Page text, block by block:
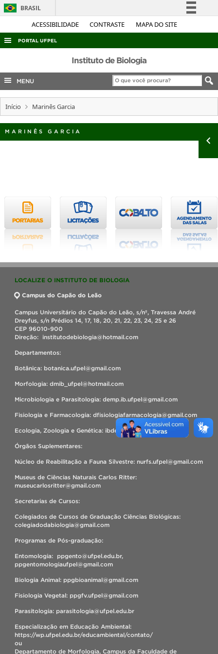
ACESSIBILIDADE CONTRASTE MAPA DO SITE
BRASIL
Simplifique!
Acesso à informação
Legislação
Canais
PORTAL UFPEL
ACESSO À INFORMAÇÃO
AUDITORIA
COBALTO
CONCURSOS
EDITAIS
INTERNACIONAL
Instituto de Biologia
MENU
Início Marinês Garcia
MARINÊS GARCIA
LOCALIZE O INSTITUTO DE BIOLOGIA
Campus do Capão do Leão
Campus Universitário do Capão do Leão, s/nº, Travessa André
Dreyfus, s/n Prédios 14, 17, 18, 20, 21, 22, 23, 24, 25 e 26
CEP 96010-900
Direção: institutodebiologia@hotmail.com
Departamentos:
Botânica: botanica.ufpel@gmail.com
Morfologia: dmib_ufpel@hotmail.com
Microbiologia e Parasitologia: demp.ib.ufpel@gmail.com
Fisiologia e Farmacologia: dfisiologiafarmacologia@gmail.com
Ecologia, Zoologia e Genética: ibdezg@hotmail.com
Órgãos Suplementares:
Núcleo de Reabilitação a Fauna Silvestre: nurfs.ufpel@gmail.com
Museus de Ciências Naturais Carlos Ritter:
museucarlosritter@gmail.com
Secretarias de Cursos:
Colegiados de Cursos de Graduação Ciências Biológicas:
colegiadodabiologia@gmail.com
Programas de Pós-graduação:
Entomologia: ppgento@ufpel.edu.br,
ppgentomologiaufpel@gmail.com
Biologia Animal: ppgbioanimal@gmail.com
Fisiologia Vegetal: ppgfv.ufpel@gmail.com
Parasitologia: parasitologia@ufpel.edu.br
Especialização em Educação Ambiental:
https://wp.ufpel.edu.br/educambiental/contato/
ou
Departamento de Morfologia, Campus da Faculdade de